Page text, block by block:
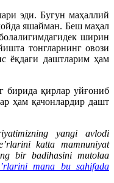
эди. Бугун маҳаллий
яшайман. Беш маҳал
ширин
тонгларнинг овози
ёқдаги даштларим ҳам
бирида қирлар уйғониб
ҳам қачонлардир дашт
yangi avlodi
katta mamnuniyat
bir badihasini mutolaa
mana bu sahifada